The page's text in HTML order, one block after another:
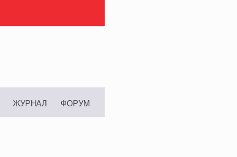
ЖУРНАЛ ФОРУМ